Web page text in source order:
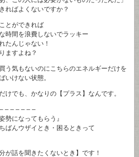
ばよくないですか？
ができれば
を浪費しないでラッキー
じゃない！
すよね？
気もないのにこちらのエネルギーだけを
けない状態。
でも、かなりの【プラス】なんです。
– – – – – –
になってもらう』
んウザイとき・困るときって
話を聞きたくないとき】です！